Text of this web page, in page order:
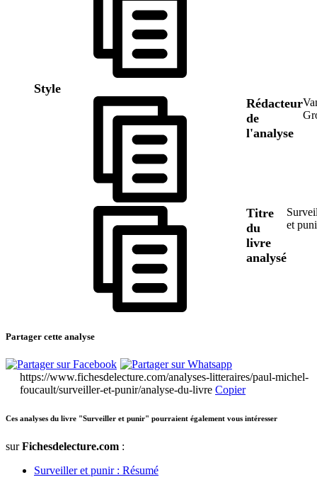
Style
Rédacteur
de
l'analyse
Titre
du
livre
analysé
et
Partager cette analyse
https://www.fichesdelecture.com/analyses-litteraires/paul-michel-
foucault/surveiller-et-punir/analyse-du-livre Copier
Ces analyses du livre "Surveiller et punir" pourraient également vous intéresser
surFichesdelecture.com :
Surveiller et punir : Résumé